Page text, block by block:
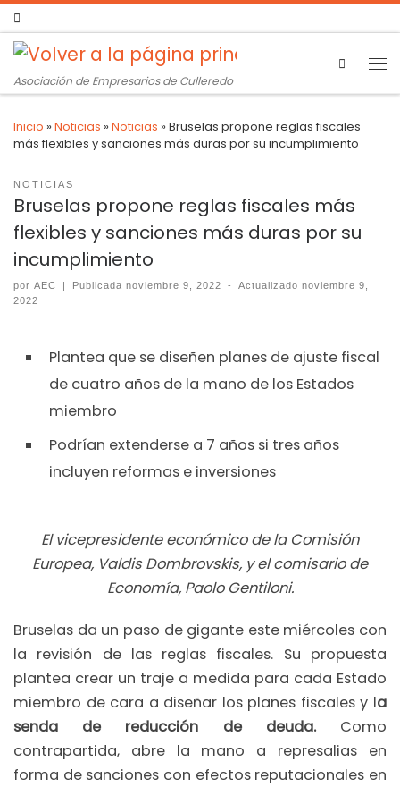
Asociación de Empresarios de Culleredo
Search
Inicio »Noticias »Noticias »Bruselas propone reglas fiscales
más flexibles y sanciones más duras por su incumplimiento
NOTICIAS
Bruselas propone reglas fiscales más
flexibles y sanciones más duras por su
incumplimiento
por AEC Publicadanoviembre 9, 2022 - Actualizadonoviembre 9,
2022
Plantea que se diseñen planes de ajuste fiscal
de cuatro años de la mano de los Estados
miembro
Podrían extenderse a 7 años si tres años
incluyen reformas e inversiones
El vicepresidente económico de la Comisión
Europea, Valdis Dombrovskis, y el comisario de
Economía, Paolo Gentiloni.
Bruselas da un paso de gigante este miércoles con
la revisión de las reglas fiscales. Su propuesta
plantea crear un traje a medida para cada Estado
miembro de cara a diseñar los planes fiscales y la
senda de reducción de deuda. Como
contrapartida, abre la mano a represalias en
forma de sanciones con efectos reputacionales en